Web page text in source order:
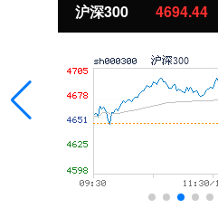
北证50 1134.24